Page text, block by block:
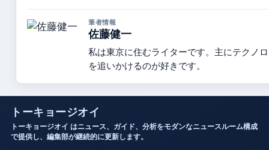
筆者情報
佐藤健一
私は東京に住むライターです。主にテクノ
を追いかけるのが好きです。
トーキョージオイ
トーキョージオイ はニュース、ガイド、分析をモダンなニュースルーム構成
で提供し、編集部が継続的に更新します。